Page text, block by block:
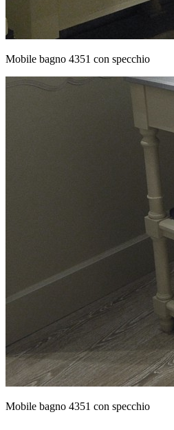
Mobile bagno 4351 con specchio
Mobile bagno 4351 con specchio